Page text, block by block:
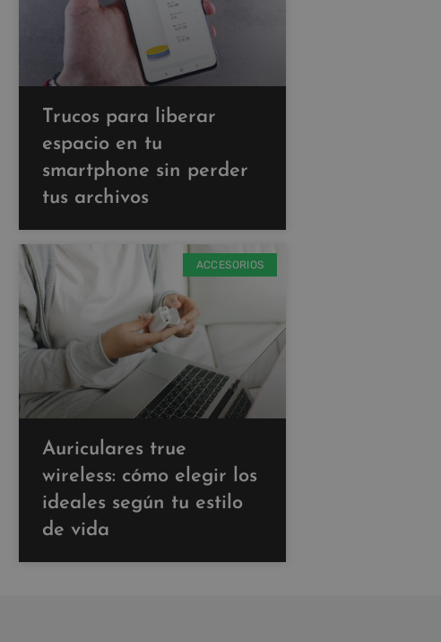
Trucos para liberar
espacio en tu
smartphone sin perder
tus archivos
ACCESORIOS
Auriculares true
wireless: cómo elegir los
ideales según tu estilo
de vida